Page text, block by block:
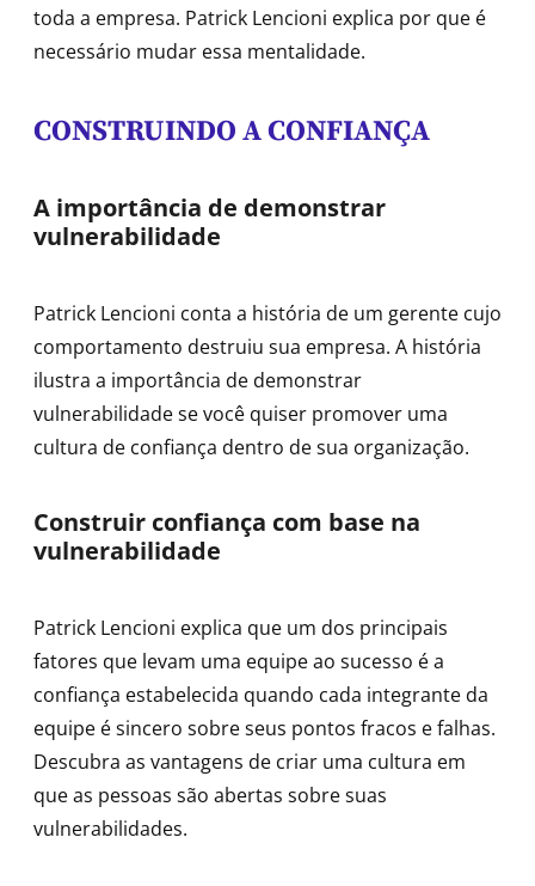
toda a empresa. Patrick Lencioni explica por que é
necessário mudar essa mentalidade.
CONSTRUINDO A CONFIANÇA
A importância de demonstrar
vulnerabilidade
Patrick Lencioni conta a história de um gerente cujo
comportamento destruiu sua empresa. A história
ilustra a importância de demonstrar
vulnerabilidade se você quiser promover uma
cultura de confiança dentro de sua organização.
Construir confiança com base na
vulnerabilidade
Patrick Lencioni explica que um dos principais
fatores que levam uma equipe ao sucesso é a
confiança estabelecida quando cada integrante da
equipe é sincero sobre seus pontos fracos e falhas.
Descubra as vantagens de criar uma cultura em
que as pessoas são abertas sobre suas
vulnerabilidades.